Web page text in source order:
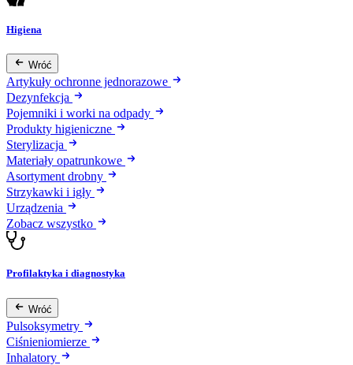
Higiena
Wróć
Artykuły ochronne jednorazowe
Dezynfekcja
Pojemniki i worki na odpady
Produkty higieniczne
Sterylizacja
Materiały opatrunkowe
Asortyment drobny
Strzykawki i igły
Urządzenia
Zobacz wszystko
Profilaktyka i diagnostyka
Wróć
Pulsoksymetry
Ciśnieniomierze
Inhalatory